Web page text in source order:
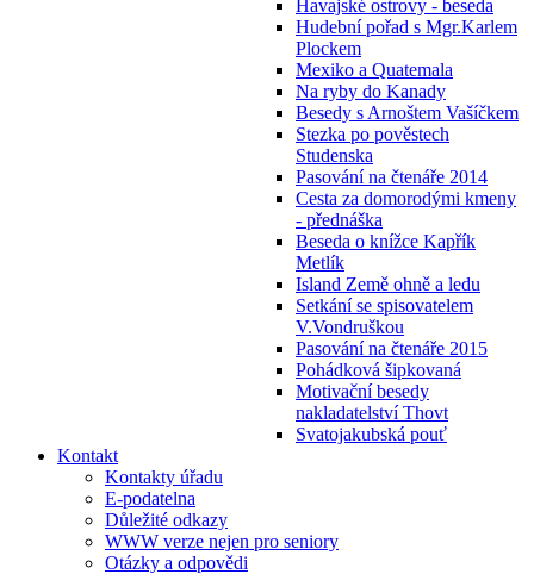
Havajské ostrovy - beseda
Hudební pořad s Mgr.Karlem
Plockem
Mexiko a Quatemala
Na ryby do Kanady
Besedy s Arnoštem Vašíčkem
Stezka po pověstech
Studenska
Pasování na čtenáře 2014
Cesta za domorodými kmeny
- přednáška
Beseda o knížce Kapřík
Metlík
Island Země ohně a ledu
Setkání se spisovatelem
V.Vondruškou
Pasování na čtenáře 2015
Pohádková šipkovaná
Motivační besedy
nakladatelství Thovt
Svatojakubská pouť
Kontakt
Kontakty úřadu
E-podatelna
Důležité odkazy
WWW verze nejen pro seniory
Otázky a odpovědi